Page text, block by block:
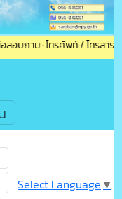
ถาม : โทรศัพท์ / โทรสาร (
Select Language ▼